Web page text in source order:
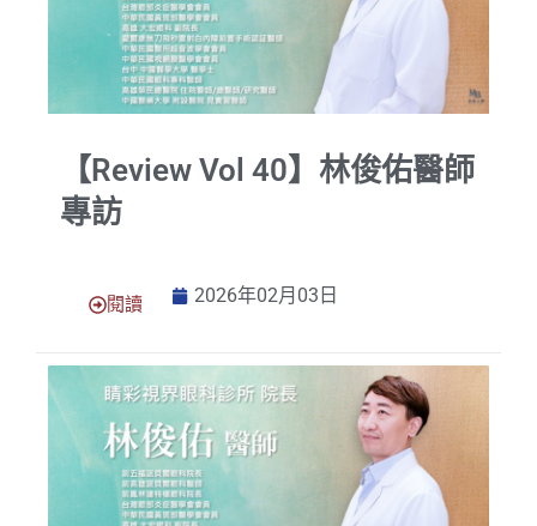
【Review Vol 40】林俊佑醫師
專訪
閱讀 2026年02月03日